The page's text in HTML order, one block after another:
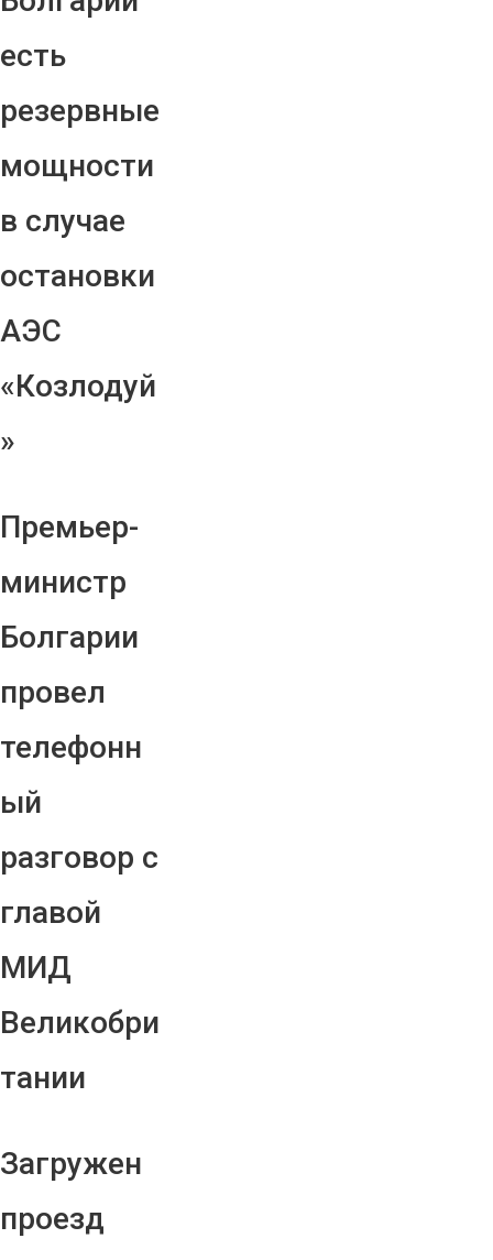
есть
резервные
мощности
в случае
остановки
АЭС
«Козлодуй
»
Премьер-
министр
Болгарии
провел
телефонн
ый
разговор с
главой
МИД
Великобри
тании
Загружен
проезд